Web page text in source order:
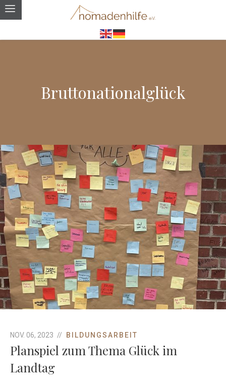
Bruttonationalglück
Planspiel zum Thema Glück im Landtag
Bildungsarbeit
NOV. 06, 2023 BILDUNGSARBEIT
Planspiel zum Thema Glück im
Landtag